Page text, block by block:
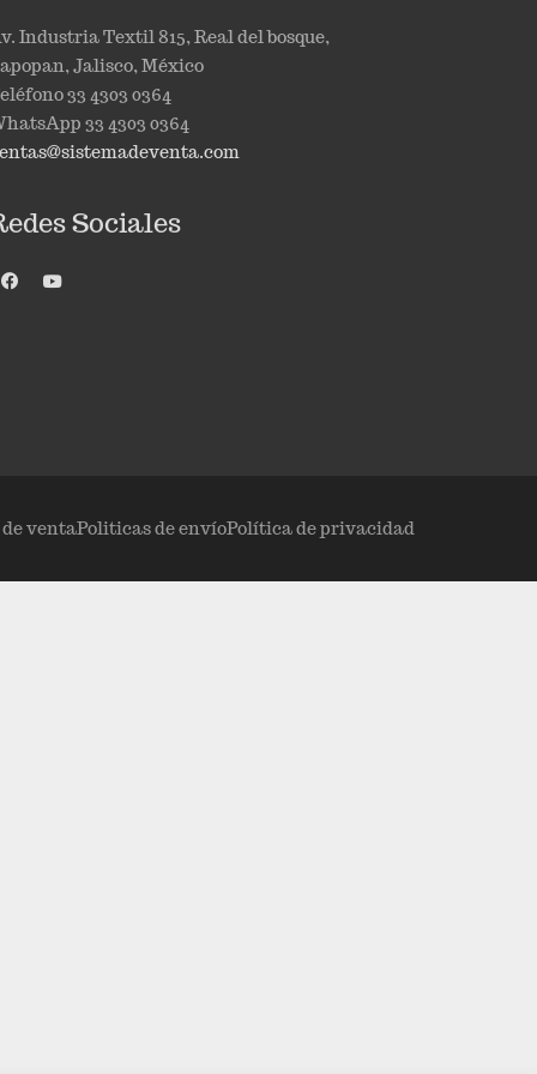
Industria Textil 815, Real del bosque,
Jalisco, México
33 4303 0364
33 4303 0364
Sociales
ventaPoliticas de envíoPolítica de privacidad